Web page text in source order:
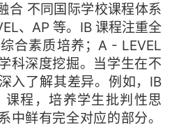
合 不同国际学校课程体系
、AP 等。IB 课程注重全
合素质培养；A - LEVEL
科深度挖掘。当学生在不
入了解其差异。例如，IB
课程，培养学生批判性思
中鲜有完全对应的部分。